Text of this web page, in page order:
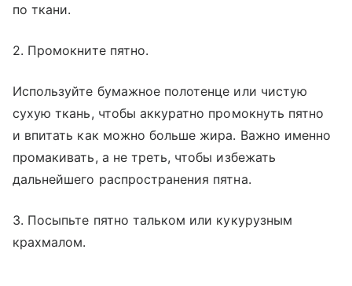
по ткани.
2. Промокните пятно.
Используйте бумажное полотенце или чистую
сухую ткань, чтобы аккуратно промокнуть пятно
и впитать как можно больше жира. Важно именно
промакивать, а не треть, чтобы избежать
дальнейшего распространения пятна.
3. Посыпьте пятно тальком или кукурузным
крахмалом.